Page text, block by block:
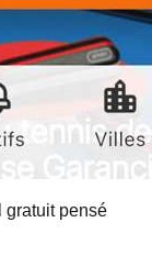
gratuit pensé